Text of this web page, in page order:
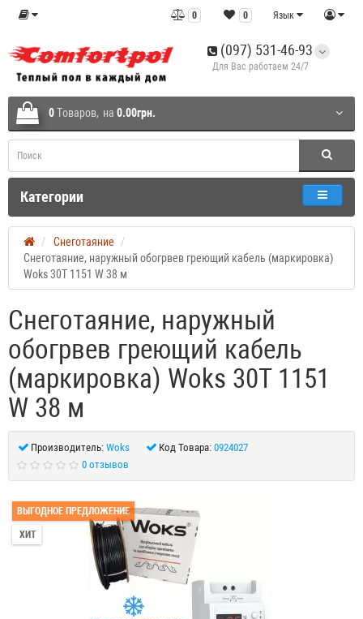
Язык
0
0
(097) 531-46-93
Для Вас работаем 24/7
0Tоваров, на 0.00грн.
Категории
Снеготаяние
Снеготаяние, наружный обогрвев греющий кабель (маркировка)
Woks 30T 1151 W 38 м
Снеготаяние, наружный
обогрвев греющий кабель
(маркировка) Woks 30T 1151
W 38 м
Производитель: Woks Код Товара: 0924027
0 отзывов
ВЫГОДНОЕ ПРЕДЛОЖЕНИЕ
ХИТ